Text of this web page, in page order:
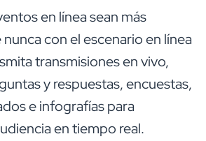
en línea sean más
con el escenario en línea
transmisiones en vivo,
y respuestas, encuestas,
e infografías para
en tiempo real.